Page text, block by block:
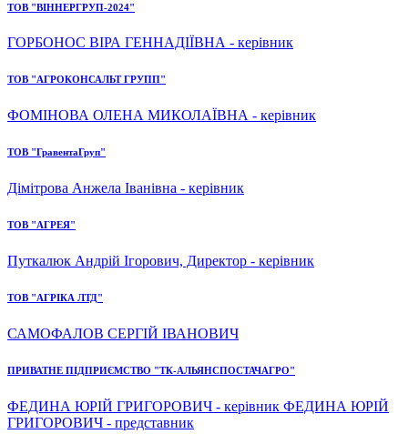
ТОВ "ВІННЕРГРУП-2024"
ГОРБОНОС ВІРА ГЕННАДІЇВНА - керівник
ТОВ "АГРОКОНСАЛЬТ ГРУПП"
ФОМІНОВА ОЛЕНА МИКОЛАЇВНА - керівник
ТОВ "ГравентаГруп"
Дімітрова Анжела Іванівна - керівник
ТОВ "АГРЕЯ"
Путкалюк Андрій Ігорович, Директор - керівник
ТОВ "АГРІКА ЛТД"
САМОФАЛОВ СЕРГІЙ ІВАНОВИЧ
ПРИВАТНЕ ПІДПРИЄМСТВО "ТК-АЛЬЯНСПОСТАЧАГРО"
ФЕДИНА ЮРІЙ ГРИГОРОВИЧ - керівник ФЕДИНА ЮРІЙ
ГРИГОРОВИЧ - представник